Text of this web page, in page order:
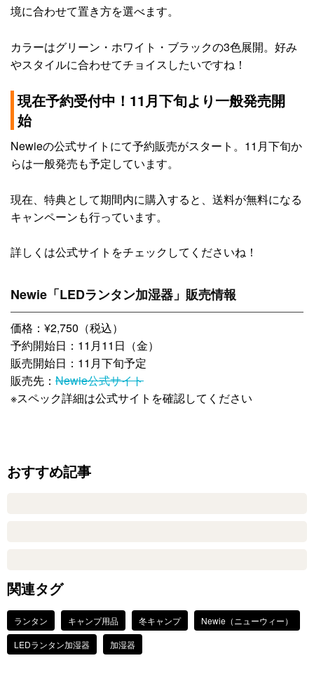
境に合わせて置き方を選べます。
カラーはグリーン・ホワイト・ブラックの3色展開。好み
やスタイルに合わせてチョイスしたいですね！
現在予約受付中！11月下旬より一般発売開
始
Newieの公式サイトにて予約販売がスタート。11月下旬か
らは一般発売も予定しています。
現在、特典として期間内に購入すると、送料が無料になる
キャンペーンも行っています。
詳しくは公式サイトをチェックしてくださいね！
Newie「LEDランタン加湿器」販売情報
価格：¥2,750（税込）
予約開始日：11月11日（金）
販売開始日：11月下旬予定
販売先： Newie公式サイト
※スペック詳細は公式サイトを確認してください
おすすめ記事
関連タグ
ランタン キャンプ用品 冬キャンプ
Newie（ニューウィー）
LEDランタン加湿器
加湿器